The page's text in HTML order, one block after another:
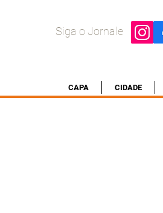
Siga o Jornale
CAPA CIDADE